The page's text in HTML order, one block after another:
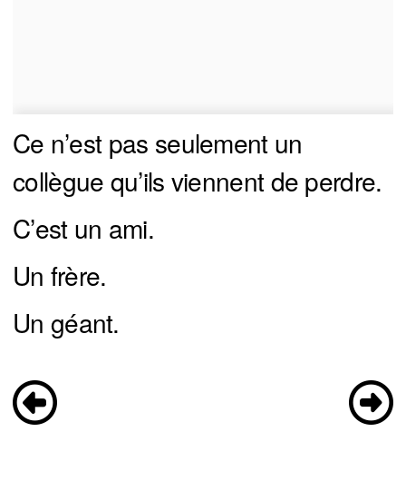
Ce n’est pas seulement un
collègue qu’ils viennent de perdre.
C’est un ami.
Un frère.
Un géant.